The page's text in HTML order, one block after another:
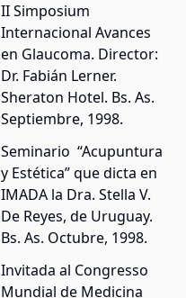
II Simposium
Internacional Avances
en Glaucoma. Director:
Dr. Fabián Lerner.
Sheraton Hotel. Bs. As.
Septiembre, 1998.
Seminario “Acupuntura
y Estética” que dicta en
IMADA la Dra. Stella V.
De Reyes, de Uruguay.
Bs. As. Octubre, 1998.
Invitada al Congresso
Mundial de Medicina